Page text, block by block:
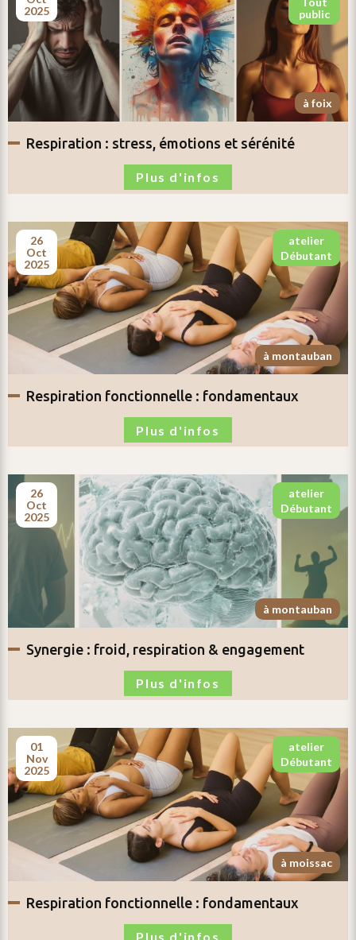
2025
public
à foix
respiration : stress, émotions et sérénité
Plus d'infos
26
oct
2025
atelier
débutant
à montauban
respiration fonctionnelle : fondamentaux
Plus d'infos
26
oct
2025
atelier
débutant
à montauban
synergie : froid, respiration & engagement
Plus d'infos
01
nov
2025
atelier
débutant
à moissac
respiration fonctionnelle : fondamentaux
Plus d'infos